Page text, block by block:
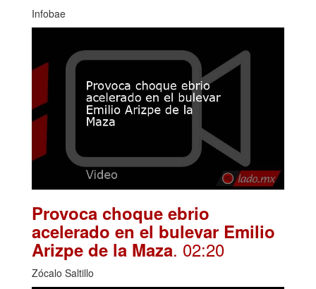
Infobae
Provoca choque ebrio
acelerado en el bulevar Emilio
Arizpe de la Maza. 02:20
Zócalo Saltillo